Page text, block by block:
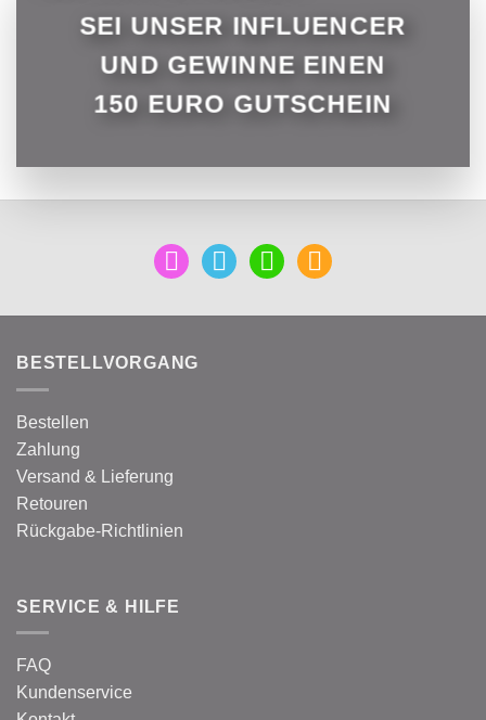
SEI UNSER INFLUENCER
UND GEWINNE EINEN
150 EURO GUTSCHEIN
mail facebookinstagrampinterest
BESTELLVORGANG
Bestellen
Zahlung
Versand & Lieferung
Retouren
Rückgabe-Richtlinien
SERVICE & HILFE
FAQ
Kundenservice